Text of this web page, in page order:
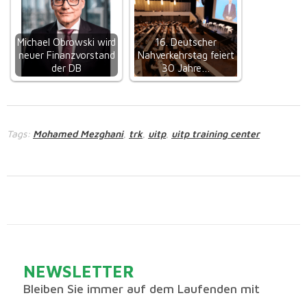
Michael Obrowski wird
neuer Finanzvorstand
der DB
16. Deutscher
Nahverkehrstag feiert
30 Jahre…
Tags: Mohamed Mezghani, trk, uitp, uitp training center
NEWSLETTER
Bleiben Sie immer auf dem Laufenden mit